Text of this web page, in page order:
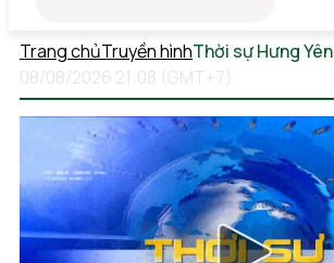
Trang chủTruyền hìnhThời sự Hưng Yên
08/08/2026 21:08 (GMT+7)